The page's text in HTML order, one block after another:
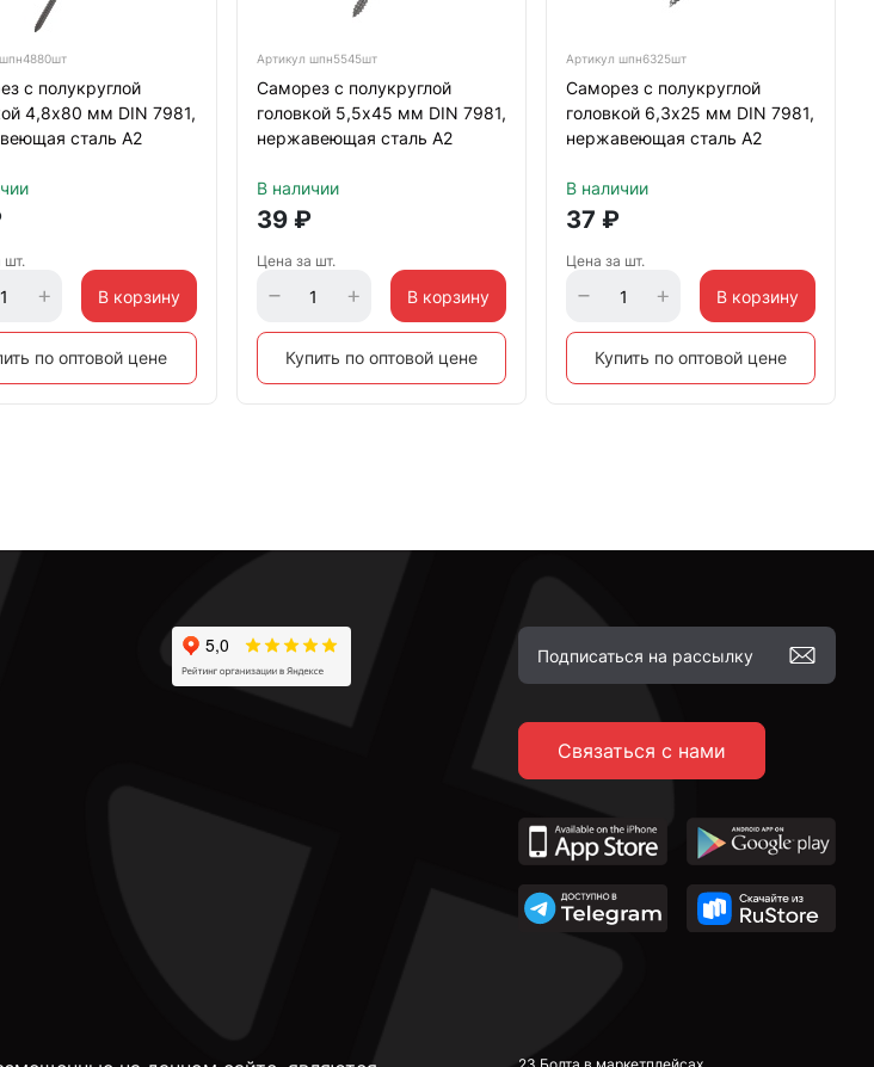
шпн4880шт
с полукруглой
4,8х80 мм DIN 7981,
сталь А2
шт.
В корзину
по оптовой цене
Артикул шпн5545шт
Саморез с полукруглой
головкой 5,5х45 мм DIN 7981,
нержавеющая сталь А2
В наличии
39₽
Цена за шт.
В корзину
Купить по оптовой цене
Артикул шпн6325шт
Саморез с полукруглой
головкой 6,3х25 мм DIN 7981,
нержавеющая сталь А2
В наличии
37 ₽
Цена за шт.
В корзину
Купить по оптовой цене
Связаться с нами